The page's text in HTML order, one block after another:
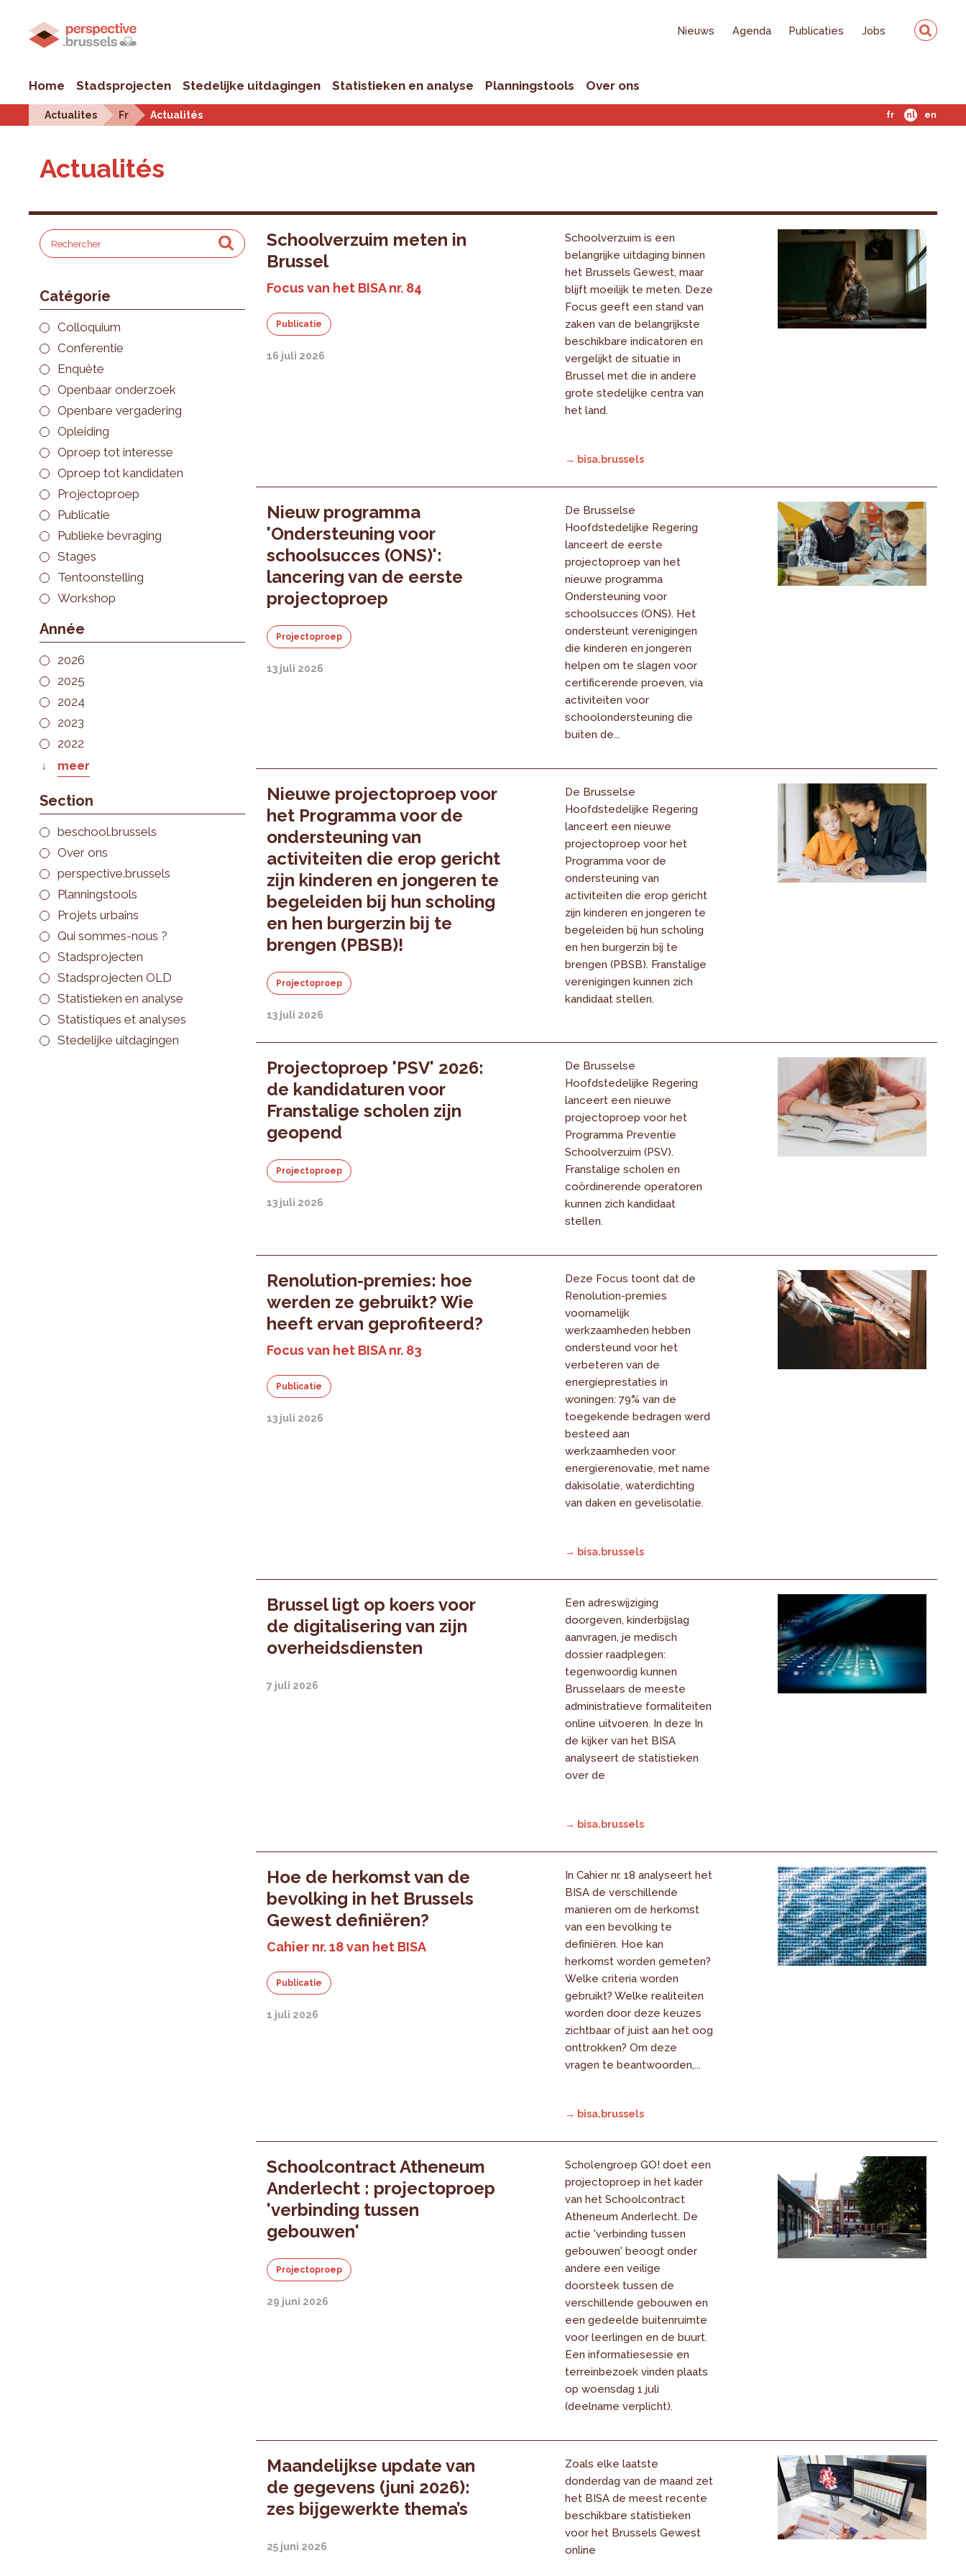
Nieuws Agenda Publicaties Jobs
Home Stadsprojecten Stedelijke uitdagingen Statistieken en analyse Planningstools Over ons
Actualites Fr Actualités fr nl en
Actualités
Catégorie
Colloquium
Conferentie
Enquête
Openbaar onderzoek
Openbare vergadering
Opleiding
Oproep tot interesse
Oproep tot kandidaten
Projectoproep
Publicatie
Publieke bevraging
Stages
Tentoonstelling
Workshop
Année
2026
2025
2024
2023
2022
meer
Section
beschool.brussels
Over ons
perspective.brussels
Planningstools
Projets urbains
Qui sommes-nous ?
Stadsprojecten
Stadsprojecten OLD
Statistieken en analyse
Statistiques et analyses
Stedelijke uitdagingen
Schoolverzuim meten in
Brussel
Focus van het BISA nr. 84
Publicatie
16 juli 2026
Schoolverzuim is een
belangrijke uitdaging binnen
het Brussels Gewest, maar
blijft moeilijk te meten. Deze
Focus geeft een stand van
zaken van de belangrijkste
beschikbare indicatoren en
vergelijkt de situatie in
Brussel met die in andere
grote stedelijke centra van
het land.
→ bisa.brussels
Nieuw programma
'Ondersteuning voor
schoolsucces (ONS)':
lancering van de eerste
projectoproep
Projectoproep
13 juli 2026
De Brusselse
Hoofdstedelijke Regering
lanceert de eerste
projectoproep van het
nieuwe programma
Ondersteuning voor
schoolsucces (ONS). Het
ondersteunt verenigingen
die kinderen en jongeren
helpen om te slagen voor
certificerende proeven, via
activiteiten voor
schoolondersteuning die
buiten de...
Nieuwe projectoproep voor
het Programma voor de
ondersteuning van
activiteiten die erop gericht
zijn kinderen en jongeren te
begeleiden bij hun scholing
en hen burgerzin bij te
brengen (PBSB)!
Projectoproep
13 juli 2026
De Brusselse
Hoofdstedelijke Regering
lanceert een nieuwe
projectoproep voor het
Programma voor de
ondersteuning van
activiteiten die erop gericht
zijn kinderen en jongeren te
begeleiden bij hun scholing
en hen burgerzin bij te
brengen (PBSB). Franstalige
verenigingen kunnen zich
kandidaat stellen.
Projectoproep 'PSV' 2026:
de kandidaturen voor
Franstalige scholen zijn
geopend
Projectoproep
13 juli 2026
De Brusselse
Hoofdstedelijke Regering
lanceert een nieuwe
projectoproep voor het
Programma Preventie
Schoolverzuim (PSV).
Franstalige scholen en
coördinerende operatoren
kunnen zich kandidaat
stellen.
Renolution-premies: hoe
werden ze gebruikt? Wie
heeft ervan geprofiteerd?
Focus van het BISA nr. 83
Publicatie
13 juli 2026
Deze Focus toont dat de
Renolution-premies
voornamelijk
werkzaamheden hebben
ondersteund voor het
verbeteren van de
energieprestaties in
woningen: 79% van de
toegekende bedragen werd
besteed aan
werkzaamheden voor
energierenovatie, met name
dakisolatie, waterdichting
van daken en gevelisolatie.
→ bisa.brussels
Brussel ligt op koers voor
de digitalisering van zijn
overheidsdiensten
7 juli 2026
Een adreswijziging
doorgeven, kinderbijslag
aanvragen, je medisch
dossier raadplegen:
tegenwoordig kunnen
Brusselaars de meeste
administratieve formaliteiten
online uitvoeren. In deze In
de kijker van het BISA
analyseert de statistieken
over de
→ bisa.brussels
Hoe de herkomst van de
bevolking in het Brussels
Gewest definiëren?
Cahier nr. 18 van het BISA
Publicatie
1 juli 2026
In Cahier nr. 18 analyseert het
BISA de verschillende
manieren om de herkomst
van een bevolking te
definiëren. Hoe kan
herkomst worden gemeten?
Welke criteria worden
gebruikt? Welke realiteiten
worden door deze keuzes
zichtbaar of juist aan het oog
onttrokken? Om deze
vragen te beantwoorden,...
→ bisa.brussels
Schoolcontract Atheneum
Anderlecht : projectoproep
'verbinding tussen
gebouwen'
Projectoproep
29 juni 2026
Scholengroep GO! doet een
projectoproep in het kader
van het Schoolcontract
Atheneum Anderlecht. De
actie 'verbinding tussen
gebouwen' beoogt onder
andere een veilige
doorsteek tussen de
verschillende gebouwen en
een gedeelde buitenruimte
voor leerlingen en de buurt.
Een informatiesessie en
terreinbezoek vinden plaats
op woensdag 1 juli
(deelname verplicht).
Maandelijkse update van
de gegevens (juni 2026):
zes bijgewerkte thema’s
25 juni 2026
Zoals elke laatste
donderdag van de maand zet
het BISA de meest recente
beschikbare statistieken
voor het Brussels Gewest
online